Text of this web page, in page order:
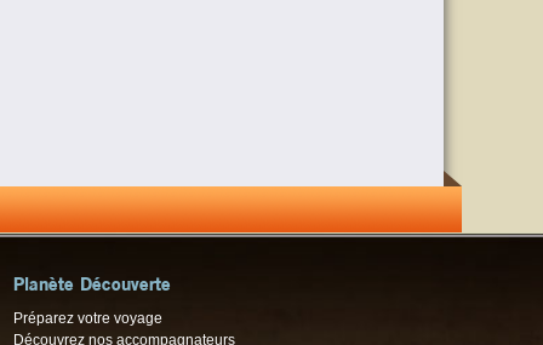
Planète Découverte
Préparez votre voyage
Découvrez nos accompagnateurs